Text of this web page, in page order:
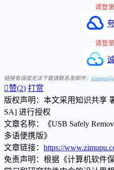
请登
请登
链接有误或无法下载请联系发邮件：
赞(2) 打赏
版权声明：本文采用知识共享
SA] 进行授权
文章名称：《USB Safely
多语便携版》
文章链接： https://
免责声明：根据《计算机软件